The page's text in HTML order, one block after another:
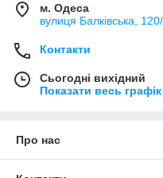
м. Одеса
вулиця Балківська,
Контакти
Сьогодні вихідний
Показати весь
Про нас